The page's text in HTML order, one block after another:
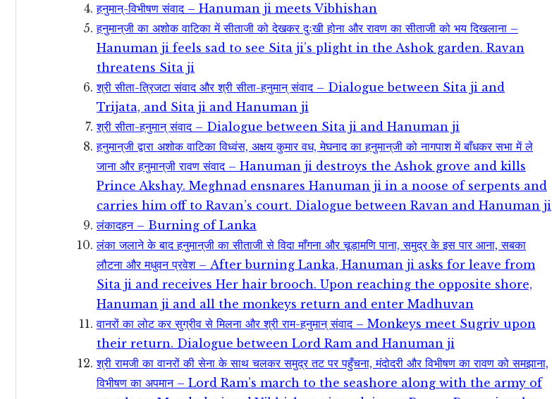
हनुमान्‌-विभीषण संवाद – Hanuman ji meets Vibhishan
हनुमान्‌जी का अशोक वाटिका में सीताजी को देखकर दुःखी होना और रावण का सीताजी को भय दिखलाना –
Hanuman ji feels sad to see Sita ji’s plight in the Ashok garden. Ravan
threatens Sita ji
श्री सीता-त्रिजटा संवाद और श्री सीता-हनुमान्‌ संवाद – Dialogue between Sita ji and
Trijata, and Sita ji and Hanuman ji
श्री सीता-हनुमान्‌ संवाद – Dialogue between Sita ji and Hanuman ji
हनुमान्‌जी द्वारा अशोक वाटिका विध्वंस, अक्षय कुमार वध, मेघनाद का हनुमान्‌जी को नागपाश में बाँधकर सभा में ले
जाना और हनुमान्‌जी रावण संवाद – Hanuman ji destroys the Ashok grove and kills
Prince Akshay. Meghnad ensnares Hanuman ji in a noose of serpents and
carries him off to Ravan’s court. Dialogue between Ravan and Hanuman ji
लंकादहन – Burning of Lanka
लंका जलाने के बाद हनुमान्‌जी का सीताजी से विदा माँगना और चूड़ामणि पाना, समुद्र के इस पार आना, सबका
लौटना और मधुवन प्रवेश – After burning Lanka, Hanuman ji asks for leave from
Sita ji and receives Her hair brooch. Upon reaching the opposite shore,
Hanuman ji and all the monkeys return and enter Madhuvan
वानरों का लोट कर सुग्रीव से मिलना और श्री राम-हनुमान्‌ संवाद – Monkeys meet Sugriv upon
their return. Dialogue between Lord Ram and Hanuman ji
श्री रामजी का वानरों की सेना के साथ चलकर समुद्र तट पर पहुँचना, मंदोदरी और विभीषण का रावण को समझाना,
विभीषण का अपमान – Lord Ram’s march to the seashore along with the army of